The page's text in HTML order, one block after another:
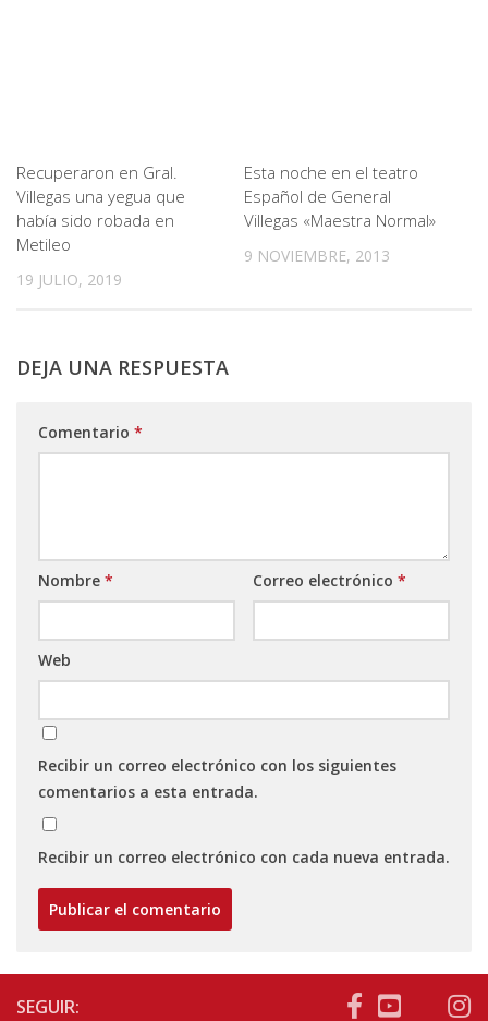
Recuperaron en Gral.
Villegas una yegua que
había sido robada en
Metileo
19 JULIO, 2019
Esta noche en el teatro
Español de General
Villegas «Maestra Normal»
9 NOVIEMBRE, 2013
DEJA UNA RESPUESTA
Comentario *
Nombre * Correo electrónico *
Web
Recibir un correo electrónico con los siguientes
comentarios a esta entrada.
Recibir un correo electrónico con cada nueva entrada.
SEGUIR: